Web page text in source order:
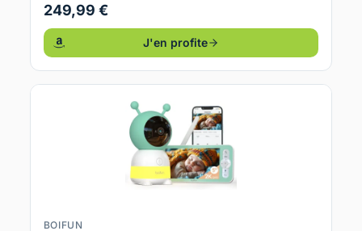
249,99 €
J'en profite
BOIFUN